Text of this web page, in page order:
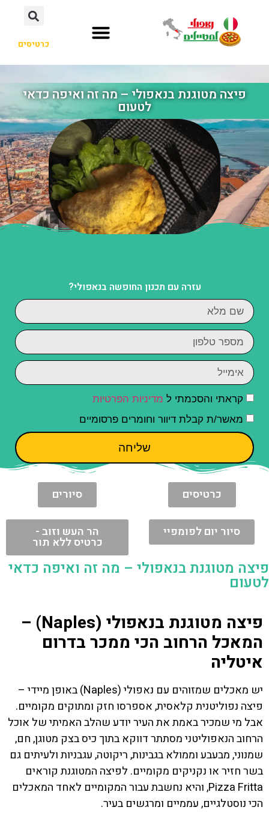
כרטיסים
פיצה מטוגנת בנאפולי – מה זה ואיפה כדאי
לטעום
עזרה עם תכנון החופשה בנאפולי?
קראתי והסכמתי ל מדיניות הפרטיות
מאשר/ת קבלת דיוור וחומרים פרסומיים
שליחה
כרטיסים סיורים
סיור יום לפומפיי הר העש וזוב -
כרטיס ללא תור
פיצה מטוגנת בנאפולי – מה זה ואיפה כדאי
לטעום
פיצה מטוגנת בנאפולי (Naples) –
המאכל הרחוב הכי ממכר בדרום
איטליה
יש מאכלים שמזוהים עם נאפולי (Naples) באופן מיידי –
פיצה נפוליטנית קלאסית, אספרסו חזק ומתוקים מקומיים.
אבל מי שמכיר באמת את העיר יודע שהלב האמיתי של אוכל
הרחוב הנאפוליטני מסתתר דווקא בתוך כיס בצק מטוגן, חם,
שמנוני, מבעבע וממולא בגבינות, ריקוטה, עגבניות ולעיתים גם
בשר חזיר או נקניקים מקומיים. לפיצה המטוגנת קוראים
Pizza Fritta, והיא נחשבת עבור המקומיים לאחד המאכלים
הכי נוסטלגיים, עממיים ומרגשים בעיר.